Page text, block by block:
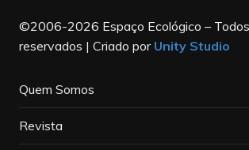
©2006-2026 Espaço Ecológico –
reservados | Criado por Unity Studio
Quem Somos
Revista